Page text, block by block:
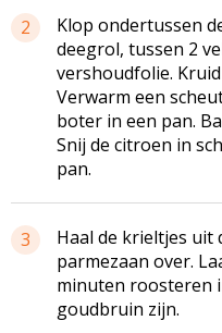
2
Klop ondertussen
deegrol, tussen 2
vershoudfolie.
Verwarm een
boter in een pan.
Snij de citroen in
pan.
3
Haal de krieltjes uit
parmezaan over.
minuten roosteren
goudbruin zijn.